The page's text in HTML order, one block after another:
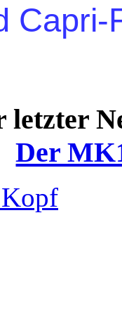
Capri-
letzter
Der